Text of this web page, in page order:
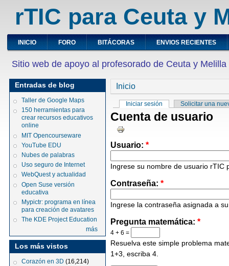
rTIC para Ceuta y
INICIO FORO BITÁCORAS ENVIOS RECIENTES
Sitio web de apoyo al profesorado de Ceuta y Melilla
Entradas de blog
Taller de Google Maps
150 herramientas para
crear recursos educativos
online
MIT Opencourseware
YouTube EDU
Nubes de palabras
Uso seguro de Internet
WebQuest y actualidad
Open Suse versión
educativa
Mypictr: programa en línea
para creación de avatares
The KDE Project Education
más
Los más vistos
Corazón en 3D (16,214)
Inicio
Iniciar sesión Solicitar una
Cuenta de usuario
Usuario:*
Ingrese su nombre de usuario rTIC
Contraseña:*
Ingrese la contraseña asignada a
Pregunta matemática:*
4 + 6 =
Resuelva este simple problema
1+3, escriba 4.